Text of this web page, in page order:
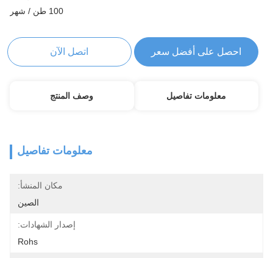
100 طن / شهر
احصل على أفضل سعر اتصل الآن
معلومات تفاصيل وصف المنتج
معلومات تفاصيل
مكان المنشأ:
الصين
إصدار الشهادات:
Rohs